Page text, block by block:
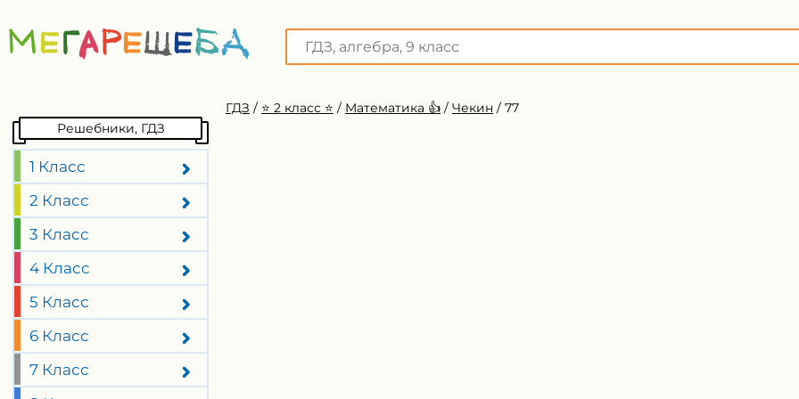
Решебники, ГДЗ
1 Класс
2 Класс
3 Класс
4 Класс
5 Класс
6 Класс
7 Класс
ГДЗ / ⭐️ 2 класс ⭐️ / Математика 👍 / Чекин / 77